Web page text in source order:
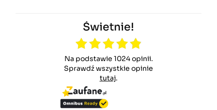
Świetnie!
Na podstawie 1024 opinii.
Sprawdź wszystkie opinie
tutaj.